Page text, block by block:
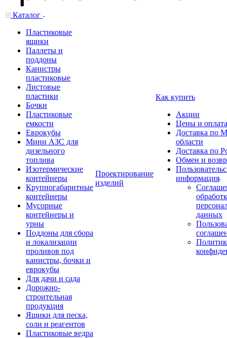
Каталог
Пластиковые
ящики
Паллеты и
поддоны
Канистры
пластиковые
Листовые
пластики
Бочки
Пластиковые
емкости
Еврокубы
Мини АЗС для
дизельного
топлива
Изотермические
контейнеры
Крупногабаритные
контейнеры
Мусорные
контейнеры и
урны
Поддоны для сбора
и локализации
проливов под
канистры, бочки и
еврокубы
Для дачи и сада
Дорожно-
строительная
продукция
Ящики для песка,
соли и реагентов
Пластиковые ведра
Проектирование
изделий
Как купить
Акции
Цены и оплата
Доставка по
области
Доставка по
Обмен и
информация
данных